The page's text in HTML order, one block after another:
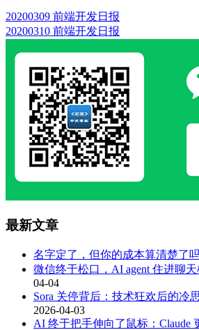
20200309 前端开发日报
20200310 前端开发日报
最新文章
名字定了，但你的成本算清楚了
微信终于松口，AI agent 住进聊
04-04
Sora 关停背后：技术狂欢后的冷
2026-04-03
AI 终于把手伸向了鼠标：Claude